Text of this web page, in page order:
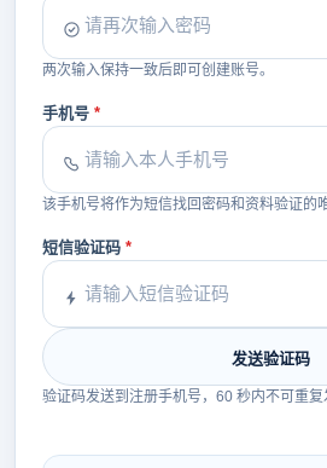
两次输入保持一致后即可创建账号。
手机号
该手机号将作为短信找回密码和资料验证的
短信验证码
发送验证码
验证码发送到注册手机号，60 秒内不可重复